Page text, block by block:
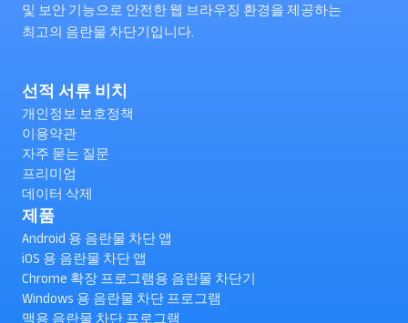
및 보안 기능으로 안전한 웹 브라우징 환경을 제공하는
최고의 음란물 차단기입니다.
선적 서류 비치
개인정보 보호정책
이용약관
자주 묻는 질문
프리미엄
데이터 삭제
제품
Android 용 음란물 차단 앱
iOS 용 음란물 차단 앱
Chrome 확장 프로그램용 음란물 차단기
Windows 용 음란물 차단 프로그램
맥용 음란물 차단 프로그램